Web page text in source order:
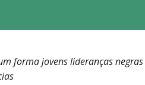
forma jovens lideranças